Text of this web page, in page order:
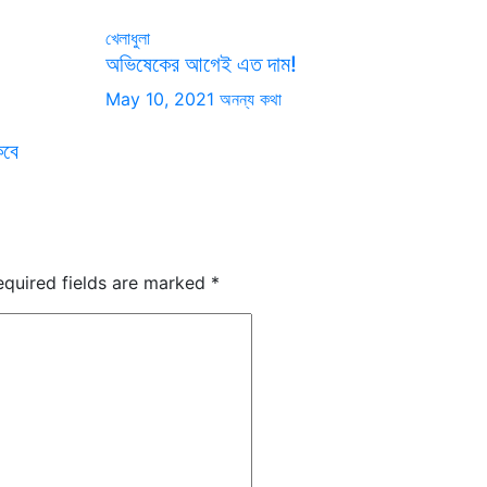
খেলাধুলা
অভিষেকের আগেই এত দাম!
May 10, 2021 অনন্য কথা
fields are marked *